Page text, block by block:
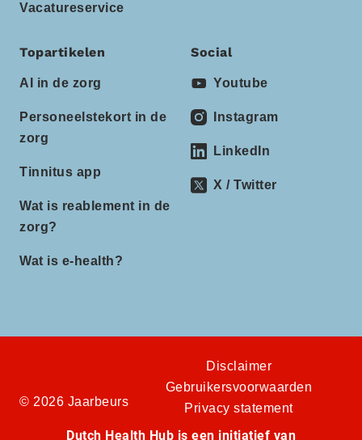
Vacatureservice
Topartikelen
AI in de zorg
Personeelstekort in de
zorg
Tinnitus app
Wat is reablement in de
zorg?
Wat is e-health?
Social
Youtube
Instagram
LinkedIn
X / Twitter
© 2026 Jaarbeurs
Disclaimer
Gebruikersvoorwaarden
Privacy statement
Dutch Health Hub is een initiatief van